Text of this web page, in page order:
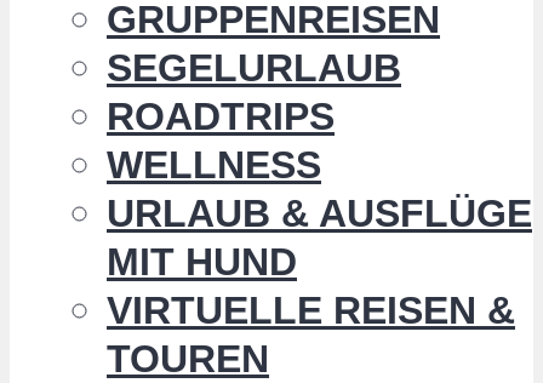
GRUPPENREISEN
SEGELURLAUB
ROADTRIPS
WELLNESS
URLAUB & AUSFLÜGE
MIT HUND
VIRTUELLE REISEN &
TOUREN